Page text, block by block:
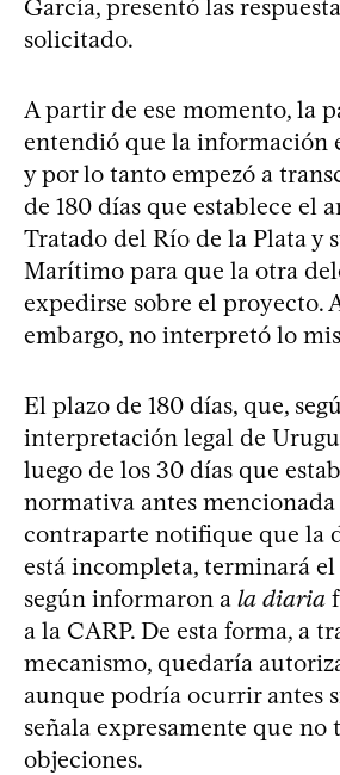
García, presentó las
solicitado.
A partir de ese momento, la
entendió que la información
y por lo tanto empezó a
de 180 días que establece el
Tratado del Río de la Plata y
Marítimo para que la otra
expedirse sobre el proyecto.
embargo, no interpretó lo
El plazo de 180 días, que,
interpretación legal de
luego de los 30 días que
normativa antes
contraparte notifique que la
está incompleta, terminará
según informaron a la diaria
a la CARP. De esta forma, a
mecanismo, quedaría
aunque podría ocurrir antes
señala expresamente que no
objeciones.